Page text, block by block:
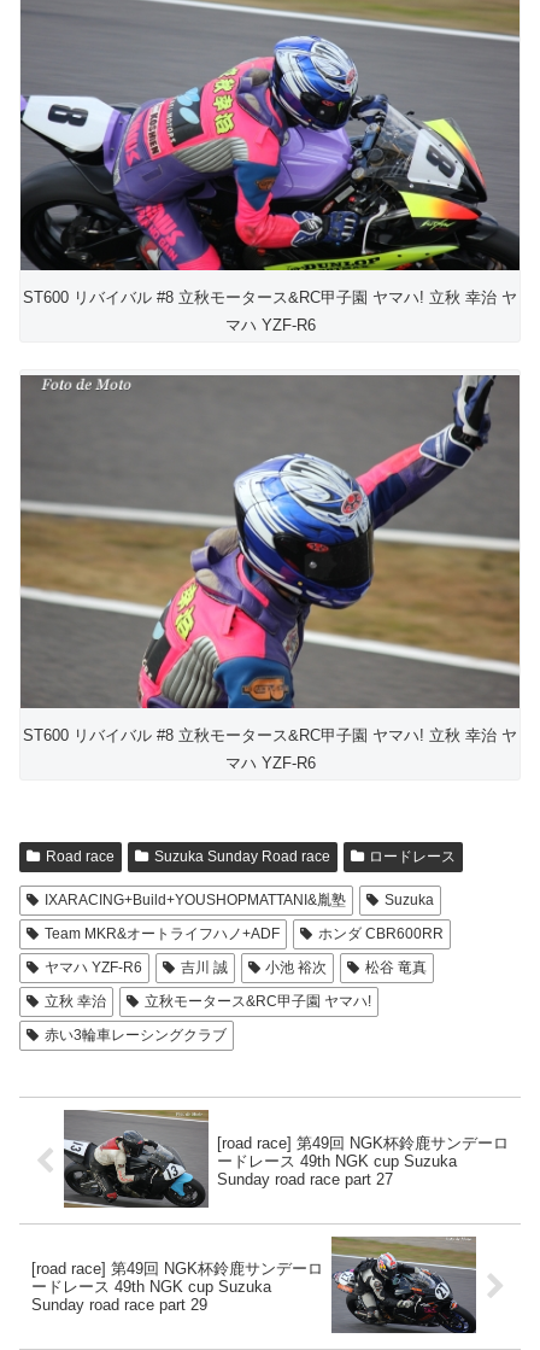
ST600 リバイバル #8 立秋モータース&RC甲子園 ヤマハ! 立秋 幸治 ヤ
マハ YZF-R6
ST600 リバイバル #8 立秋モータース&RC甲子園 ヤマハ! 立秋 幸治 ヤ
マハ YZF-R6
Road race Suzuka Sunday Road race ロードレース
IXARACING+Build+YOUSHOPMATTANI&胤塾
Suzuka
Team MKR&オートライフハノ+ADF
ホンダ CBR600RR
ヤマハ YZF-R6
吉川 誠 小池 裕次
松谷 竜真
立秋 幸治
立秋モータース&RC甲子園 ヤマハ!
赤い3輪車レーシングクラブ
[road race] 第49回 NGK杯鈴鹿サンデーロ
ードレース 49th NGK cup Suzuka
Sunday road race part 27
[road race] 第49回 NGK杯鈴鹿サンデーロ
ードレース 49th NGK cup Suzuka
Sunday road race part 29